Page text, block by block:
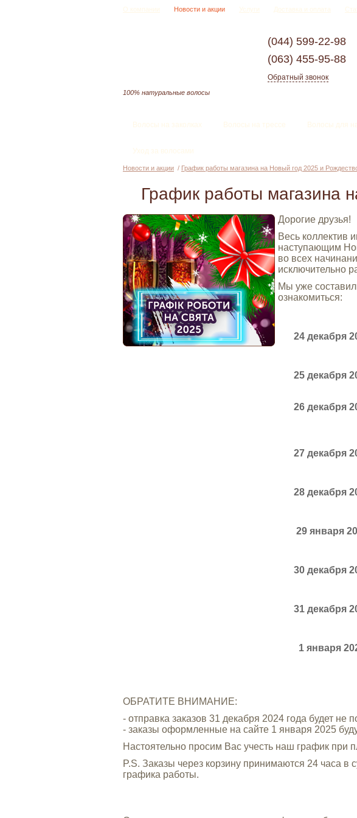
О компании Новости и акции Услуги Доставка и оплата
100% натуральные волосы
(044) 599-22-98
(063) 455-95-88
Обратный звонок
Волосы на заколках Волосы на трессе Волосы для
Уход за волосами
Новости и акции / График работы магазина на Новый год 2025 и
График работы магазина
Дорогие друзья!
Весь коллектив
наступающим
во всех
исключительно
Мы уже
ознакомиться:
24 декабря
25 декабря
26 декабря
27 декабря
28 декабря
29 января
30 декабря
31 декабря
1 января
ОБРАТИТЕ ВНИМАНИЕ:
- отправка заказов 31 декабря 2024 года будет не
- заказы оформленные на сайте 1 января 2025
Настоятельно просим Вас учесть наш график при
P.S. Заказы через корзину принимаются 24 часа в
графика работы.